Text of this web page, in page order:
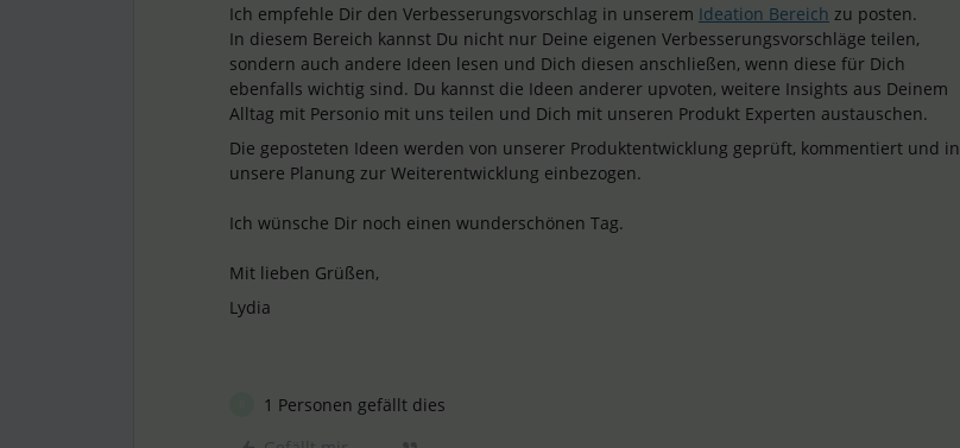
Ich empfehle Dir den Verbesserungsvorschlag in unserem Ideation Bereich zu posten.
In diesem Bereich kannst Du nicht nur Deine eigenen Verbesserungsvorschläge teilen,
sondern auch andere Ideen lesen und Dich diesen anschließen, wenn diese für Dich
ebenfalls wichtig sind. Du kannst die Ideen anderer upvoten, weitere Insights aus Deinem
Alltag mit Personio mit uns teilen und Dich mit unseren Produkt Experten austauschen.
Die geposteten Ideen werden von unserer Produktentwicklung geprüft, kommentiert und in
unsere Planung zur Weiterentwicklung einbezogen.
Ich wünsche Dir noch einen wunderschönen Tag.
Mit lieben Grüßen,
Lydia
1 Personen gefällt dies